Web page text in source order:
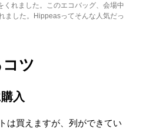
れました。このエコバッグ、会場中
ました。Hippeasってそんな人気だっ
ツ
入
は買えますが、列ができてい